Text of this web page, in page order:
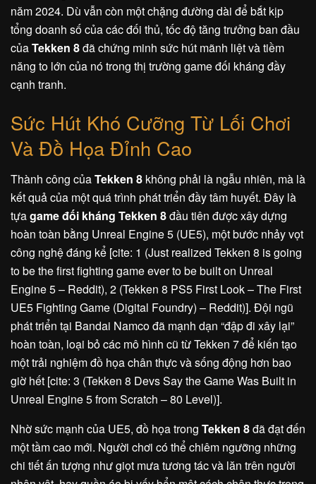
năm 2024. Dù vẫn còn một chặng đường dài để bắt kịp
tổng doanh số của các đối thủ, tốc độ tăng trưởng ban đầu
củaTekken 8đã chứng minh sức hút mãnh liệt và tiềm
năng to lớn của nó trong thị trường game đối kháng đầy
cạnh tranh.
Sức Hút Khó Cưỡng Từ Lối Chơi
Và Đồ Họa Đỉnh Cao
Thành công củaTekken 8 không phải là ngẫu nhiên, mà là
kết quả của một quá trình phát triển đầy tâm huyết. Đây là
tựagame đối kháng Tekken 8đầu tiên được xây dựng
hoàn toàn bằng Unreal Engine 5 (UE5), một bước nhảy vọt
công nghệ đáng kể [cite: 1 (Just realized Tekken 8 is going
to be the first fighting game ever to be built on Unreal
Engine 5 – Reddit), 2 (Tekken 8 PS5 First Look – The First
UE5 Fighting Game (Digital Foundry) – Reddit)]. Đội ngũ
phát triển tại Bandai Namco đã mạnh dạn “đập đi xây lại”
hoàn toàn, loại bỏ các mô hình cũ từ Tekken 7 để kiến tạo
một trải nghiệm đồ họa chân thực và sống động hơn bao
giờ hết [cite: 3 (Tekken 8 Devs Say the Game Was Built in
Unreal Engine 5 from Scratch – 80 Level)].
Nhờ sức mạnh của UE5, đồ họa trong Tekken 8đã đạt đến
một tầm cao mới. Người chơi có thể chiêm ngưỡng những
chi tiết ấn tượng như giọt mưa tương tác và lăn trên người